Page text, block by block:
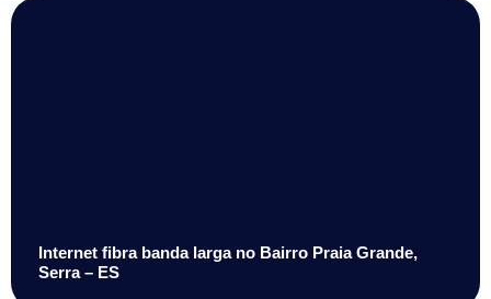
Internet fibra banda larga no Bairro Praia Grande,
Serra – ES